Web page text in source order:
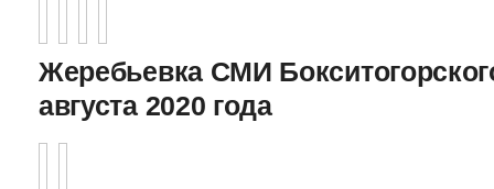
Жеребьевка СМИ
августа 2020 года